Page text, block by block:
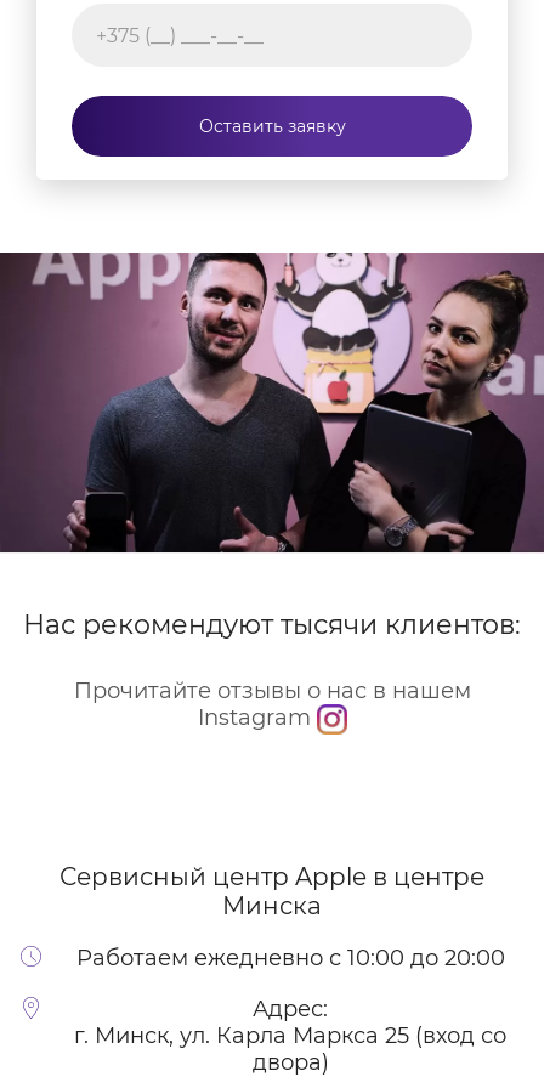
Оставить заявку
Нас рекомендуют тысячи клиентов:
Прочитайте отзывы о нас в нашем
Instagram
Сервисный центр Apple в центре
Минска
Работаем ежедневно с 10:00 до 20:00
Адрес:
г. Минск, ул. Карла Маркса 25 (вход со
двора)